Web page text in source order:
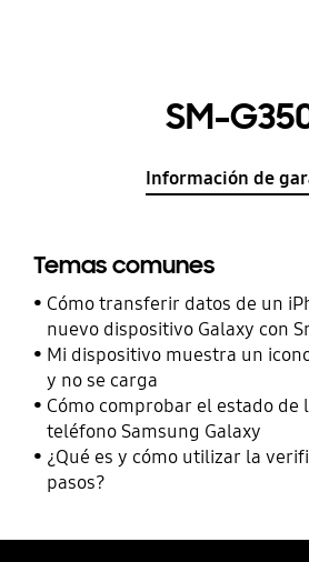
SM-
Información de
Temas comunes
Cómo transferir datos de un
nuevo dispositivo Galaxy con
Mi dispositivo muestra un
y no se carga
Cómo comprobar el estado de
teléfono Samsung Galaxy
¿Qué es y cómo utilizar la
pasos?